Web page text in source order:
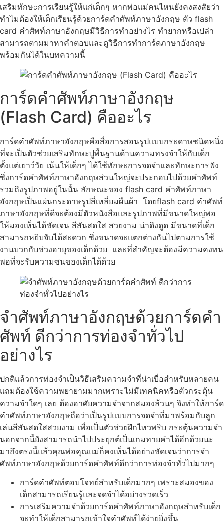
เสริมทักษะการเรียนรู้ให้แก่เด็กๆ หากพ่อแม่คนไหนยังคงสงสัยว่า
ทำไมต้องให้เด็กเรียนรู้ด้วยการ์ดคำศัพท์ภาษาอังกฤษ ตัว flash
card คำศัพท์ภาษาอังกฤษมีวิธีการทำอย่างไร ทำยากหรือเปล่า
สามารถตามมาหาคำตอบและดูวิธีการทำการ์ดภาษาอังกฤษ
พร้อมกันได้ในบทความนี้
การ์ดคําศัพท์ภาษาอังกฤษ
(Flash Card) คืออะไร
การ์ดคำศัพท์ภาษาอังกฤษคือสื่อการสอนรูปแบบกระดาษชนิดหนึ่ง
ที่จะเป็นตัวช่วยเสริมทักษะปูพื้นฐานด้านความทรงจำให้กับเด็ก
ตั้งแต่เยาว์วัย เน้นให้เด็กๆ ได้ใช้ทักษะการจดจำและทักษะการฟัง
ซึ่งการ์ดคำศัพท์ภาษาอังกฤษส่วนใหญ่จะประกอบไปด้วยคำศัพท์
รวมถึงรูปภาพอยู่ในนั้น ลักษณะของ flash card คำศัพท์ภาษา
อังกฤษเป็นแผ่นกระดาษรูปสี่เหลี่ยมผืนผ้า โดยflash card คำศัพท์
ภาษาอังกฤษที่ดีจะต้องมีตัวหนังสือและรูปภาพที่มีขนาดใหญ่พอ
ให้มองเห็นได้ชัดเจน สีสันสดใส สวยงาม น่าดึงดูด มีขนาดที่เด็ก
สามารถหยิบจับได้สะดวก ซึ่งขนาดจะแตกต่างกันไปตามการใช้
งานบวกกับช่วงอายุของเด็กด้วย และที่สำคัญจะต้องมีความคงทน
พอที่จะรับความซนของเด็กได้ด้วย
จำศัพท์ภาษาอังกฤษด้วยการ์ดคํา
ศัพท์ ดีกว่าการท่องจำทั่วไป
อย่างไร
ปกติแล้วการท่องจำเป็นวิธีเสริมความจำที่น่าเบื่อสำหรับหลายคน
แถมต้องใช้ความพยายามมากเพราะไม่มีเทคนิคหรือตัวกระตุ้น
ความจำใดๆ เลย ต้องอาศัยความจำจากสมองล้วนๆ จึงทำให้การ์ด
คำศัพท์ภาษาอังกฤษถือว่าเป็นรูปแบบการจดจำที่มาพร้อมกับลูก
เล่นสีสันสดใสสวยงาม เพื่อเป็นตัวช่วยฝึกไหวพริบ กระตุ้นความจำ
นอกจากนี้ยังสามารถนำไปประยุกต์เป็นเกมทายคำได้อีกด้วยนะ
มาถึงตรงนี้แล้วคุณพ่อคุณแม่ก็คงเห็นได้อย่างชัดเจนว่าการจำ
ศัพท์ภาษาอังกฤษด้วยการ์ดคำศัพท์ดีกว่าการท่องจำทั่วไปมากๆ
การ์ดคำศัพท์ตอบโจทย์สำหรับเด็กมากๆ เพราะสมองของ
เด็กสามารถเรียนรู้และจดจำได้อย่างรวดเร็ว
การเสริมความจำด้วยการ์ดคำศัพท์ภาษาอังกฤษสำหรับเด็ก
จะทำให้เด็กสามารถเข้าใจคำศัพท์ได้ง่ายยิ่งขึ้น